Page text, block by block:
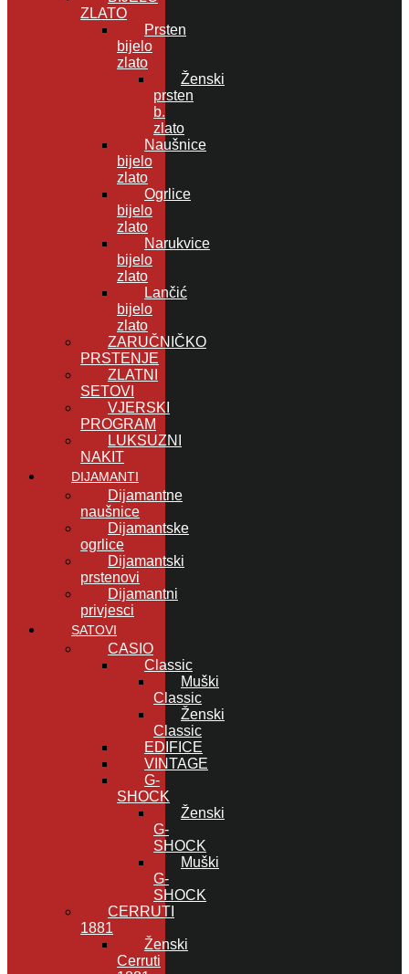
ZLATO
Prsten
bijelo
zlato
Ženski
prsten
b.
zlato
Naušnice
bijelo
zlato
Ogrlice
bijelo
zlato
Narukvice
bijelo
zlato
Lančić
bijelo
zlato
ZARUČNIČKO
PRSTENJE
ZLATNI
SETOVI
VJERSKI
PROGRAM
LUKSUZNI
NAKIT
DIJAMANTI
Dijamantne
naušnice
Dijamantske
ogrlice
Dijamantski
prstenovi
Dijamantni
privjesci
SATOVI
CASIO
Classic
Muški
Classic
Ženski
Classic
EDIFICE
VINTAGE
G-
SHOCK
Ženski
G-
SHOCK
Muški
G-
SHOCK
CERRUTI
1881
Ženski
Cerruti